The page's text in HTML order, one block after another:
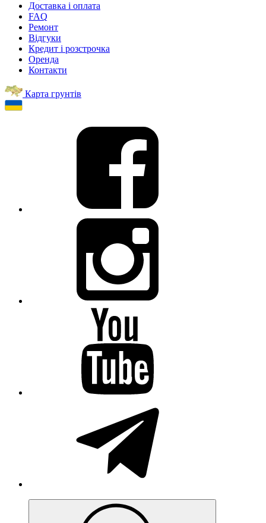
Доставка і оплата
FAQ
Ремонт
Відгуки
Кредит і розстрочка
Оренда
Контакти
Карта грунтів